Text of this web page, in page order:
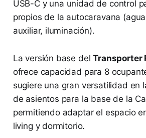
USB-C y una unidad de control
propios de la autocaravana
auxiliar, iluminación).
La versión base delTransporter
ofrece capacidad para 8
sugiere una gran versatilidad en
de asientos para la base de la
permitiendo adaptar el espacio
living y dormitorio.